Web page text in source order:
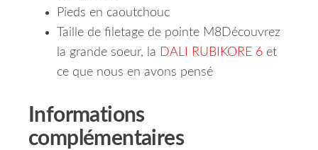
Pieds en caoutchouc
Taille de filetage de pointe M8Découvrez
la grande soeur, la DALI RUBIKORE 6 et
ce que nous en avons pensé
Informations
complémentaires